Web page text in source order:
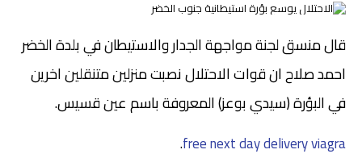
قال منسق لجنة مواجهة الجدار والاستيطان في بلدة الخضر
احمد صلاح ان قوات الاحتلال نصبت منزلين متنقلين اخرين
في البؤرة (سيدي بوعز) المعروفة باسم عين قسيس.
free next day delivery viagra
.